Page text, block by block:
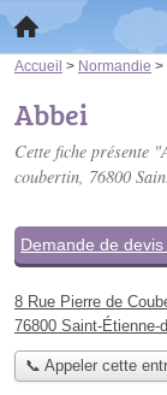
Accueil > Normandie >
Abbei
Cette fiche présente
coubertin, 76800
Demande de
8 Rue Pierre de
76800 Saint-Étienne-
📞 Appeler cette